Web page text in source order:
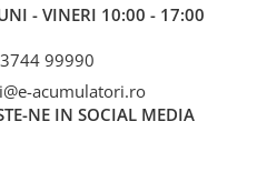
- VINERI 10:00 - 17:00
99990
acumulatori.ro
NE IN SOCIAL MEDIA